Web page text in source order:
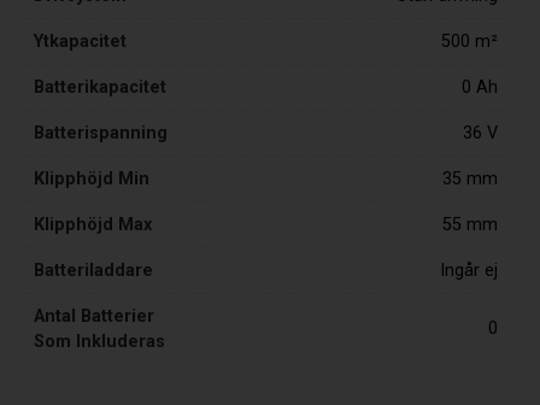
Ytkapacitet 500 m²
Batterikapacitet 0 Ah
Batterispanning 36 V
Klipphöjd Min 35 mm
Klipphöjd Max 55 mm
Batteriladdare Ingår ej
Antal Batterier
Som Inkluderas
0